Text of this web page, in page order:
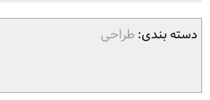
دسته بندی:طراحی